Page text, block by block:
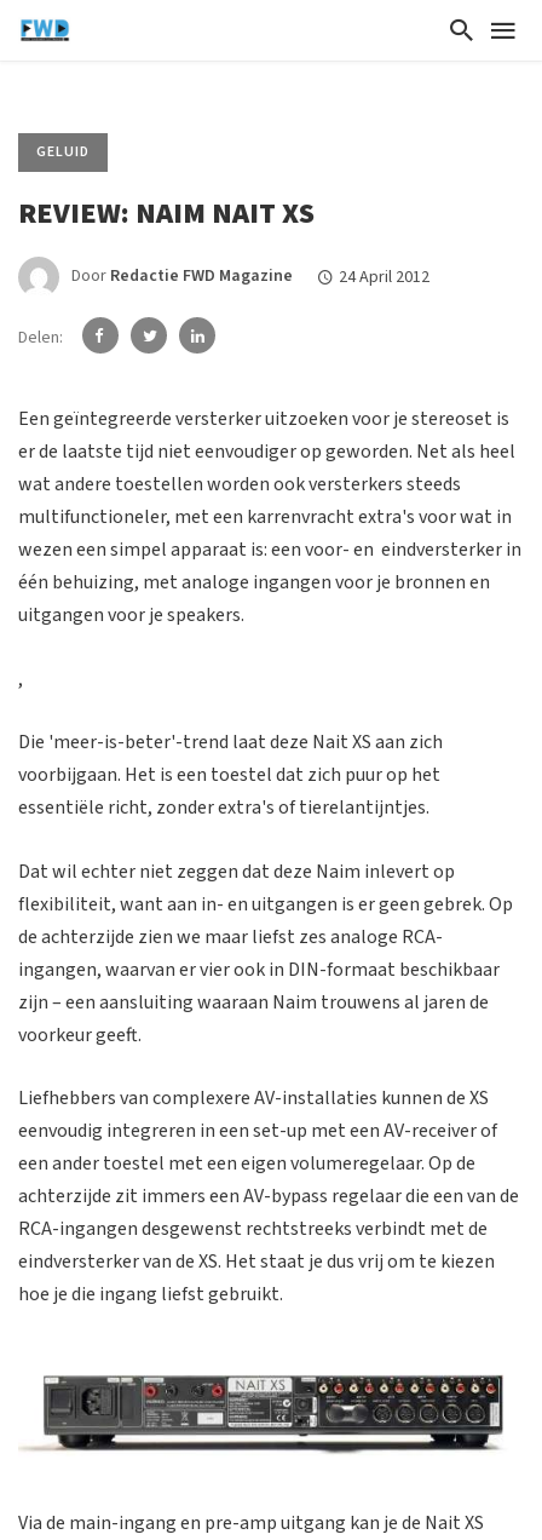
GELUID
REVIEW: NAIM NAIT XS
Door Redactie FWD Magazine 24 April 2012
Delen:
Een geïntegreerde versterker uitzoeken voor je stereoset is
er de laatste tijd niet eenvoudiger op geworden. Net als heel
wat andere toestellen worden ook versterkers steeds
multifunctioneler, met een karrenvracht extra's voor wat in
wezen een simpel apparaat is: een voor- en eindversterker in
één behuizing, met analoge ingangen voor je bronnen en
uitgangen voor je speakers.
,
Die 'meer-is-beter'-trend laat deze Nait XS aan zich
voorbijgaan. Het is een toestel dat zich puur op het
essentiële richt, zonder extra's of tierelantijntjes.
Dat wil echter niet zeggen dat deze Naim inlevert op
flexibiliteit, want aan in- en uitgangen is er geen gebrek. Op
de achterzijde zien we maar liefst zes analoge RCA-
ingangen, waarvan er vier ook in DIN-formaat beschikbaar
zijn – een aansluiting waaraan Naim trouwens al jaren de
voorkeur geeft.
Liefhebbers van complexere AV-installaties kunnen de XS
eenvoudig integreren in een set-up met een AV-receiver of
een ander toestel met een eigen volumeregelaar. Op de
achterzijde zit immers een AV-bypass regelaar die een van de
RCA-ingangen desgewenst rechtstreeks verbindt met de
eindversterker van de XS. Het staat je dus vrij om te kiezen
hoe je die ingang liefst gebruikt.
Via de main-ingang en pre-amp uitgang kan je de Nait XS